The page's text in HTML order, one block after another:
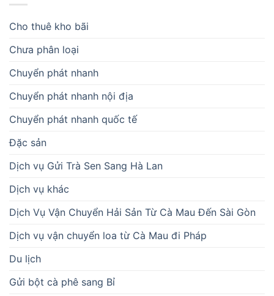
Cho thuê kho bãi
Chưa phân loại
Chuyển phát nhanh
Chuyển phát nhanh nội địa
Chuyển phát nhanh quốc tế
Đặc sản
Dịch vụ Gửi Trà Sen Sang Hà Lan
Dịch vụ khác
Dịch Vụ Vận Chuyển Hải Sản Từ Cà Mau Đến Sài Gòn
Dịch vụ vận chuyển loa từ Cà Mau đi Pháp
Du lịch
Gửi bột cà phê sang Bỉ